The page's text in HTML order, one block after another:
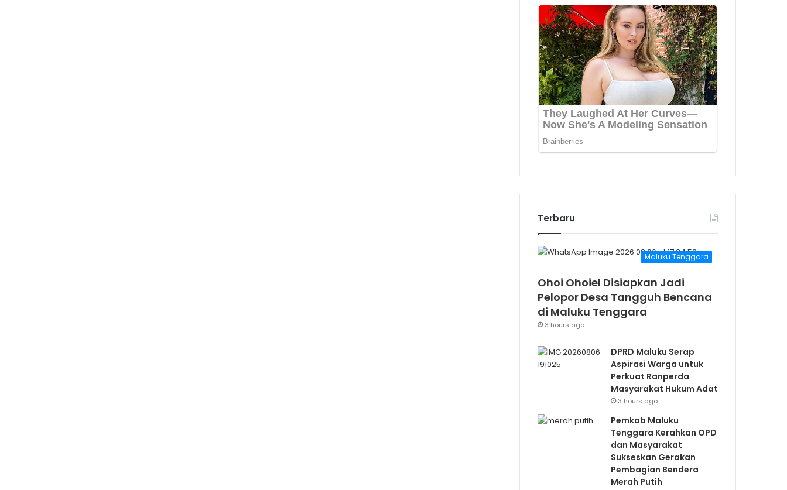
Terbaru
Maluku Tenggara
Ohoi Ohoiel Disiapkan Jadi
Pelopor Desa Tangguh Bencana
di Maluku Tenggara
3 hours ago
DPRD Maluku Serap
Aspirasi Warga untuk
Perkuat Ranperda
Masyarakat Hukum Adat
3 hours ago
Pemkab Maluku
Tenggara Kerahkan OPD
dan Masyarakat
Sukseskan Gerakan
Pembagian Bendera
Merah Putih